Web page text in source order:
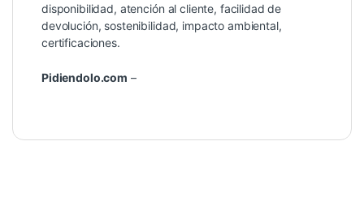
disponibilidad, atención al cliente, facilidad de
devolución, sostenibilidad, impacto ambiental,
certificaciones.
Pidiendolo.com –